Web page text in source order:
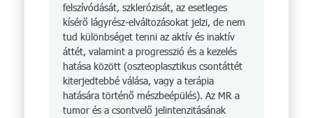
felszívódását, szklerózisát, az esetleges
kísérő lágyrész-elváltozásokat jelzi, de nem
tud különbséget tenni az aktív és inaktív
áttét, valamint a progresszió és a kezelés
hatása között (oszteoplasztikus csontáttét
kiterjedtebbé válása, vagy a terápia
hatására történő mészbeépülés). Az MR a
tumor és a csontvelő jelintenzitásának